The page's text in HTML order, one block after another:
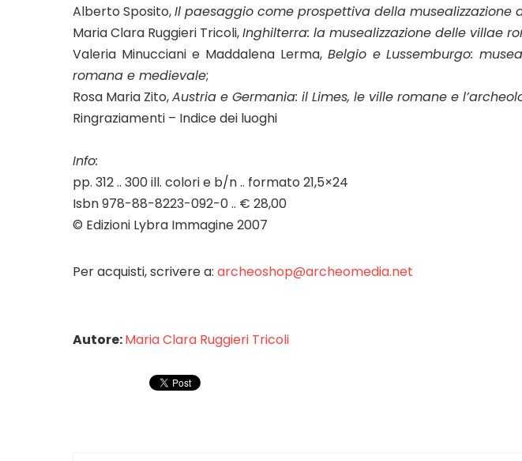
Alberto Sposito,Il paesaggio come prospettiva della musealizzazione
Maria Clara Ruggieri Tricoli,Inghilterra: la musealizzazione delle villae
Valeria Minucciani e Maddalena Lerma, Belgio e Lussemburgo:
romana e medievale;
Rosa Maria Zito,Austria e Germania: il Limes, le ville romane e
Ringraziamenti – Indice dei luoghi
Info:
pp. 312 .. 300 ill. colori e b/n .. formato 21,5×24
Isbn 978-88-8223-092-0 .. € 28,00
© Edizioni Lybra Immagine 2007
Per acquisti, scrivere a: archeoshop@archeomedia.net
Autore:Maria Clara Ruggieri Tricoli